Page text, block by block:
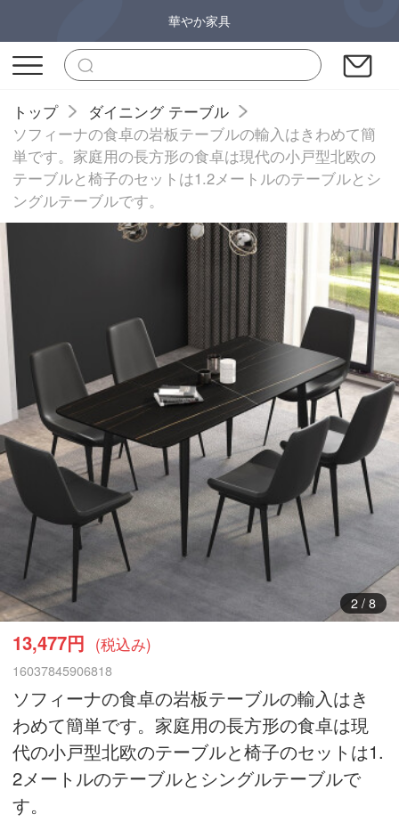
華やか家具
トップ
ダイニング テーブル
ソフィーナの食卓の岩板テーブルの輸入はきわめて簡
単です。家庭用の長方形の食卓は現代の小戸型北欧の
テーブルと椅子のセットは1.2メートルのテーブルとシ
ングルテーブルです。
3/ 8
13,477円 (税込み)
16037845906818
ソフィーナの食卓の岩板テーブルの輸入はき
わめて簡単です。家庭用の長方形の食卓は現
代の小戸型北欧のテーブルと椅子のセットは1.
2メートルのテーブルとシングルテーブルで
す。